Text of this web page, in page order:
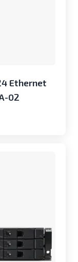
Ethernet
02